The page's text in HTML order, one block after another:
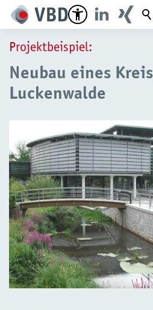
Projektbeispiel:
Neubau eines
Luckenwalde